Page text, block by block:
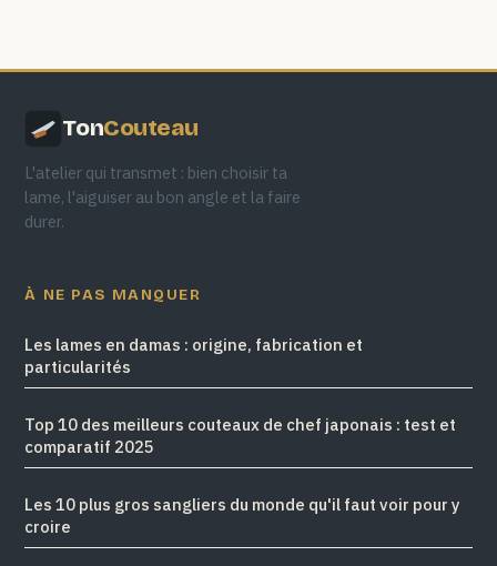
TonCouteau
L'atelier qui transmet : bien choisir ta
lame, l'aiguiser au bon angle et la faire
durer.
À NE PAS MANQUER
Les lames en damas : origine, fabrication et
particularités
Top 10 des meilleurs couteaux de chef japonais : test et
comparatif 2025
Les 10 plus gros sangliers du monde qu'il faut voir pour y
croire